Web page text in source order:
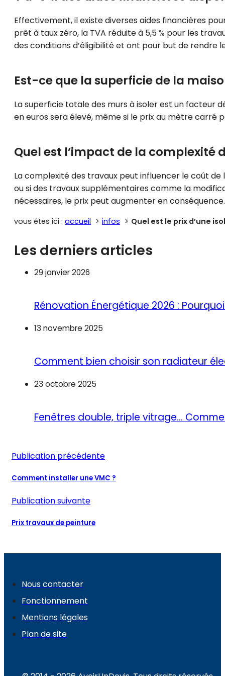
Effectivement, il existe diverses aides financières
prêt à taux zéro, la TVA réduite à 5,5 % pour les
des conditions d’éligibilité et ont pour but de rendre
Est-ce que la superficie de la
La superficie totale des murs à isoler est un facteur
en euros sera élevé, même si le prix au mètre carré
Quel est l’impact de la complexité
La complexité des travaux peut influencer le coût
ou si des travaux supplémentaires comme la
nécessaires, le prix peut augmenter en conséquence.
vous êtes ici : accueil infos Quel est le prix d’une
Les derniers articles
29 janvier 2026
Rénovation Énergétique 2026 :
13 novembre 2025
Comment bien choisir son radiateur
23 octobre 2025
Fenêtres double, triple vitrage…
Publication précédente
Comment installer une VMC ?
Publication suivante
Prix travaux de peinture
Nous contacter
Fonctionnement
Mentions légales
Plan de site